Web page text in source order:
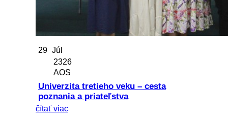
29 Júl
2326
AOS
Univerzita tretieho veku – cesta
poznania a priateľstva
čítať viac